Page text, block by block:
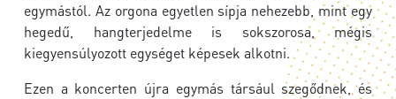
egymástól. Az orgona egyetlen sípja nehezebb, mint egy
hegedű, hangterjedelme is sokszorosa, mégis
kiegyensúlyozott egységet képesek alkotni.
Ezen a koncerten újra egymás társául szegődnek, és